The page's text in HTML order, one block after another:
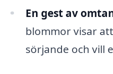
En gest av
blommor visar
sörjande och vill